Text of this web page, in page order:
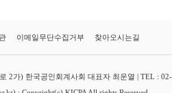
이메일무단수집거부 찾아오시는길
2가) 한국공인회계사회 대표자 최운열 | TEL :